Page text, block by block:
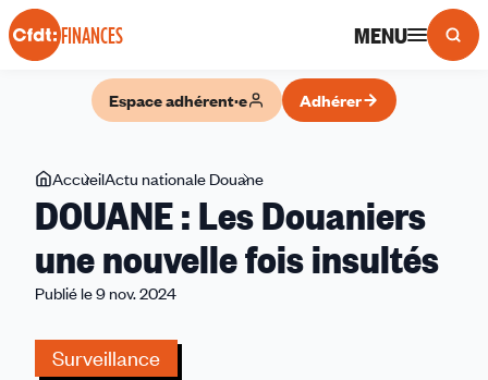
Panneau de gestion des cookies
FINANCES MENU
Espace adhérent·e Adhérer
Vous
êtes
ici
AccueilActu nationale Douane
Les
Douaniers
DOUANE : Les Douaniers
une nouvelle fois insultés
Publié le 9 nov. 2024
Surveillance